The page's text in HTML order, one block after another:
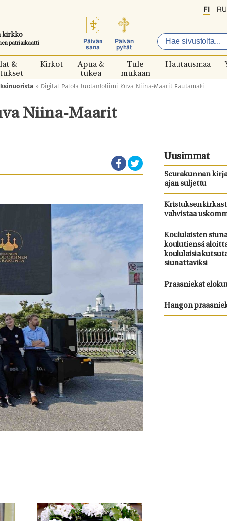
kirkko
patriarkaatti
Päivän
sana
Päivän
pyhät
FI RU
&
Kirkot
Apua &
tukea
Tule
mukaan
Hautausmaa
» Digital Palola tuotantotiimi Kuva Niina-Maarit Rautamäki
Niina-Maarit
Uusimmat
Seurakunnan
ajan suljettu
Kristuksen
vahvistaa
Koululaisten
koulutiensä
koululaisia
siunattaviksi
Praasniekat
Hangon